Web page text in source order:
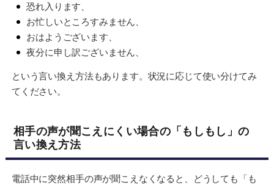
恐れ入ります、
お忙しいところすみません、
おはようございます、
夜分に申し訳ございません、
という言い換え方法もあります。状況に応じて使い分けてみ
てください。
相手の声が聞こえにくい場合の「もしもし」の
言い換え方法
電話中に突然相手の声が聞こえなくなると、どうしても「も